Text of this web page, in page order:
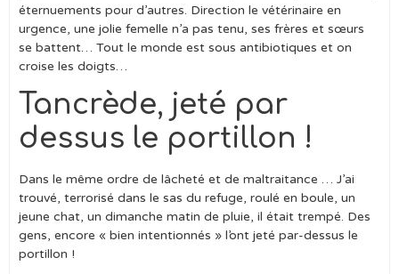
éternuements pour d’autres. Direction le vétérinaire en
urgence, une jolie femelle n’a pas tenu, ses frères et sœurs
se battent… Tout le monde est sous antibiotiques et on
croise les doigts…
Tancrède, jeté par
dessus le portillon !
Dans le même ordre de lâcheté et de maltraitance … J’ai
trouvé, terrorisé dans le sas du refuge, roulé en boule, un
jeune chat, un dimanche matin de pluie, il était trempé. Des
gens, encore « bien intentionnés » l’ont jeté par-dessus le
portillon !